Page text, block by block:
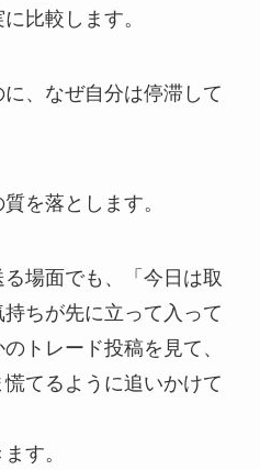
比較します。
に、なぜ自分は停滞して
を落とします。
場面でも、
「今日は取
ちが先に立って入って
トレード投稿を見て、
てるように追いかけて
す。